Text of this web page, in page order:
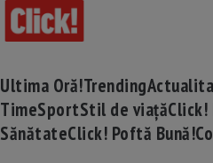
Ultima Oră!Trending
TimeSportStil de viațăClick!
SănătateClick! Poftă Bună!